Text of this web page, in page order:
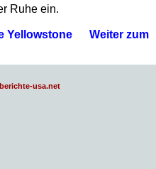
Ruhe ein.
Yellowstone
Weiter zum
usa.net